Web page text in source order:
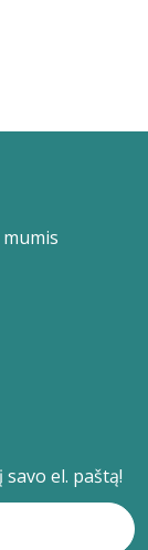
el. paštą!